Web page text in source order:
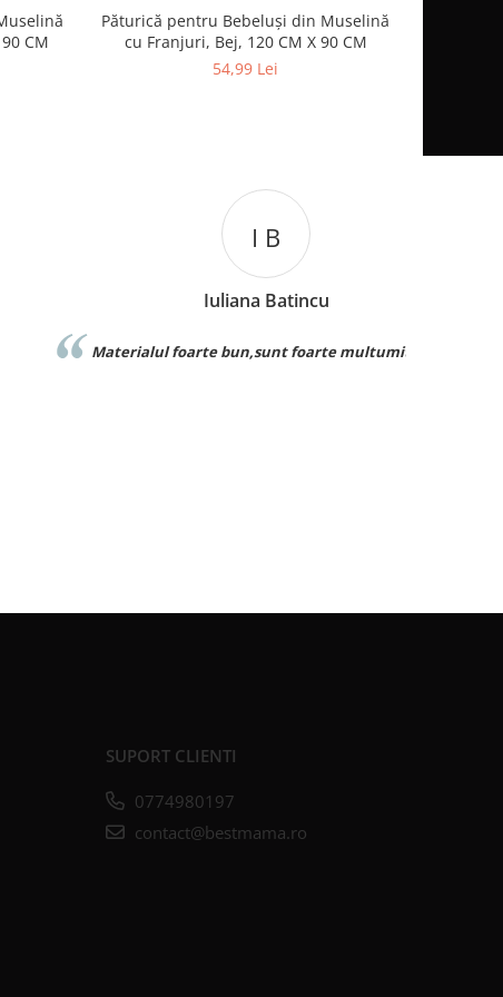
CM
Păturică pentru Bebeluși din Muselină
cu Franjuri, Bej, 120 CM X 90 CM
54,99 Lei
Iuliana Batincu
Materialul foarte bun,sunt foarte multumita
SUPORT CLIENTI
0774980197
contact@bestmama.ro